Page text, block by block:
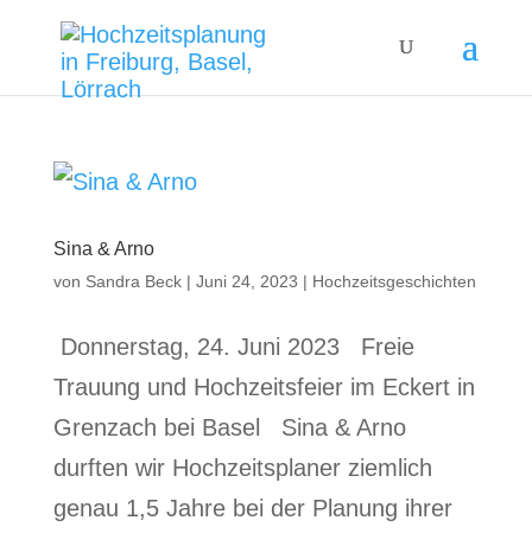
Sina & Arno
von Sandra Beck| Juni 24, 2023 | Hochzeitsgeschichten
Donnerstag, 24. Juni 2023 Freie
Trauung und Hochzeitsfeier im Eckert in
Grenzach bei Basel Sina & Arno
durften wir Hochzeitsplaner ziemlich
genau 1,5 Jahre bei der Planung ihrer